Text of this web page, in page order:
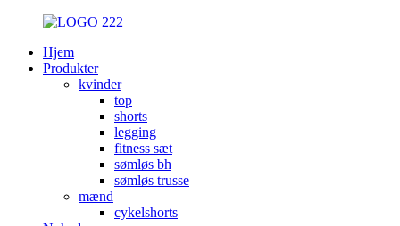
Hjem
Produkter
kvinder
top
shorts
legging
fitness sæt
sømløs bh
sømløs trusse
mænd
cykelshorts